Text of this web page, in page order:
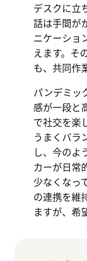
デスクに立
話は手間が
ニケーショ
えます。そ
も、共同作
パンデミッ
感が一段と
で社交を楽
うまくバラ
し、今のよ
カーが日常
少なくなっ
の連携を維
ますが、希